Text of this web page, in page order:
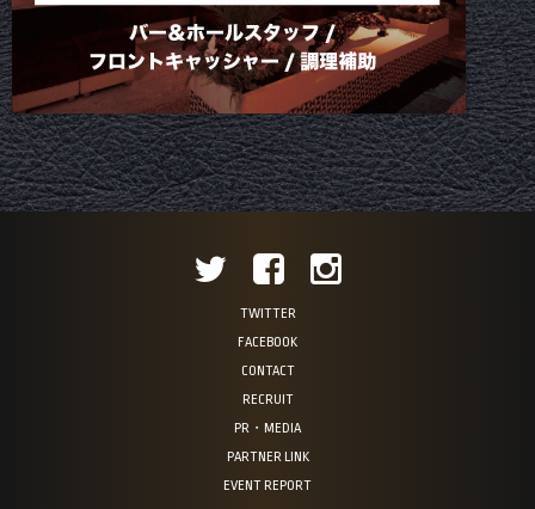
TWITTER
FACEBOOK
CONTACT
RECRUIT
PR・MEDIA
PARTNER LINK
EVENT REPORT